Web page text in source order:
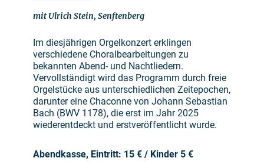
mit Ulrich Stein, Senftenberg
Im diesjährigen Orgelkonzert erklingen
verschiedene Choralbearbeitungen zu
bekannten Abend- und Nachtliedern.
Vervollständigt wird das Programm durch freie
Orgelstücke aus unterschiedlichen Zeitepochen,
darunter eine Chaconne von Johann Sebastian
Bach (BWV 1178), die erst im Jahr 2025
wiederentdeckt und erstveröffentlicht wurde.
Abendkasse, Eintritt: 15 € / Kinder 5 €